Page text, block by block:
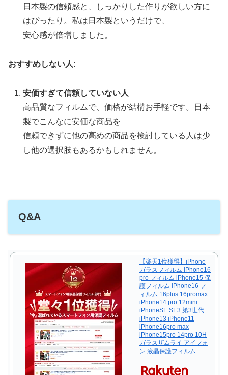
日本製の信頼感と、しっかりした作りが欲しい方に
はぴったり。私は日本製というだけで、
安心感が倍増しました。
おすすめしない人:
安価すぎて信頼していない人
高品質なフィルムで、価格が結構お手軽です。日本
製でこんなに安価な商品を
信頼できずに他の高めの商品を検討している人は少
し他の選択肢もあるかもしれません。
Q&A
【楽天1位獲得】iPhone
ガラスフィルム iPhone16
pro フィルム iPhone15 保
護フィルム iPhone16 フ
ィルム 16plus 16promax
iPhone14 pro 12mini
iPhoneSE SE3 第3世代
iPhone13 iPhone11
iPhone16pro max
iPhone15pro 14pro 10H
ガラスザムライ アイフォ
ン 液晶保護フィルム